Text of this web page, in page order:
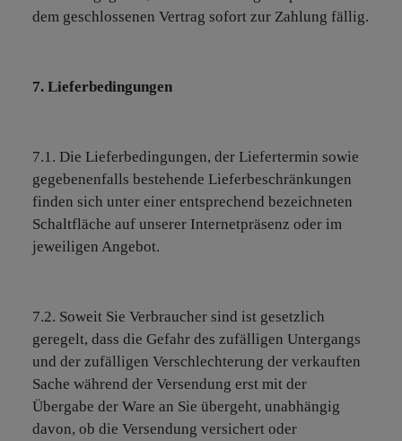
dem geschlossenen Vertrag sofort zur Zahlung fällig.
7. Lieferbedingungen
7.1. Die Lieferbedingungen, der Liefertermin sowie
gegebenenfalls bestehende Lieferbeschränkungen
finden sich unter einer entsprechend bezeichneten
Schaltfläche auf unserer Internetpräsenz oder im
jeweiligen Angebot.
7.2. Soweit Sie Verbraucher sind ist gesetzlich
geregelt, dass die Gefahr des zufälligen Untergangs
und der zufälligen Verschlechterung der verkauften
Sache während der Versendung erst mit der
Übergabe der Ware an Sie übergeht, unabhängig
davon, ob die Versendung versichert oder